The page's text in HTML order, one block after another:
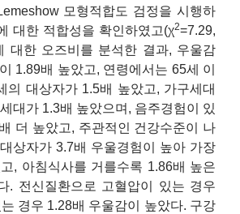
모형적합도 검정을 시행하
대한 적합성을 확인하였고(χ2=7.29,
대한 오즈비를 분석한 결과, 우울감
1.89배 높았고, 연령에서는 65세 이
의 대상자가 1.5배 높았고, 가구세대
대가 1.3배 높았으며, 음주경험이 있
더 높았고, 주관적인 건강수준이 나
상자가 3.7배 우울경험이 높아 가장
, 아침식사를 거를수록 1.86배 높은
. 전신질환으로 고혈압이 있는 경우
경우 1.28배 우울감이 높았다. 구강